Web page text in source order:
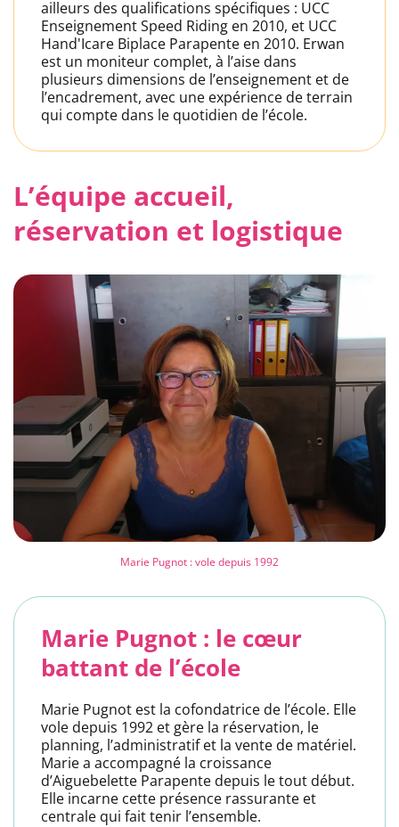
ailleurs des qualifications spécifiques : UCC
Enseignement Speed Riding en 2010, et UCC
Hand'Icare Biplace Parapente en 2010. Erwan
est un moniteur complet, à l’aise dans
plusieurs dimensions de l’enseignement et de
l’encadrement, avec une expérience de terrain
qui compte dans le quotidien de l’école.
L’équipe accueil,
réservation et logistique
Marie Pugnot : vole depuis 1992
Marie Pugnot : le cœur
battant de l’école
Marie Pugnot est la cofondatrice de l’école. Elle
vole depuis 1992 et gère la réservation, le
planning, l’administratif et la vente de matériel.
Marie a accompagné la croissance
d’Aiguebelette Parapente depuis le tout début.
Elle incarne cette présence rassurante et
centrale qui fait tenir l’ensemble.